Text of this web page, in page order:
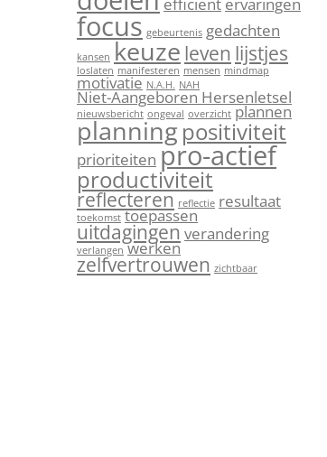
focus gebeurtenis gedachten
kansen keuze leven lijstjes
loslaten manifesteren mensen mindmap
motivatie N.A.H. NAH
Niet-Aangeboren Hersenletsel
nieuwsbericht ongeval overzicht plannen
planningpositiviteit
prioriteiten pro-actief
productiviteit
reflecteren reflectie resultaat
toekomst toepassen
uitdagingen verandering
verlangen werken
zelfvertrouwen zichtbaar